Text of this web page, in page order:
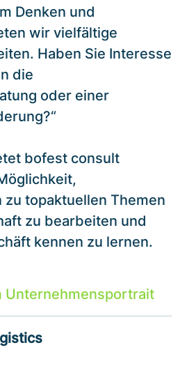
Denken und
wir vielfältige
Haben Sie Interesse
die
oder einer
bofest consult
topaktuellen Themen
zu bearbeiten und
kennen zu lernen.
Unternehmensportrait